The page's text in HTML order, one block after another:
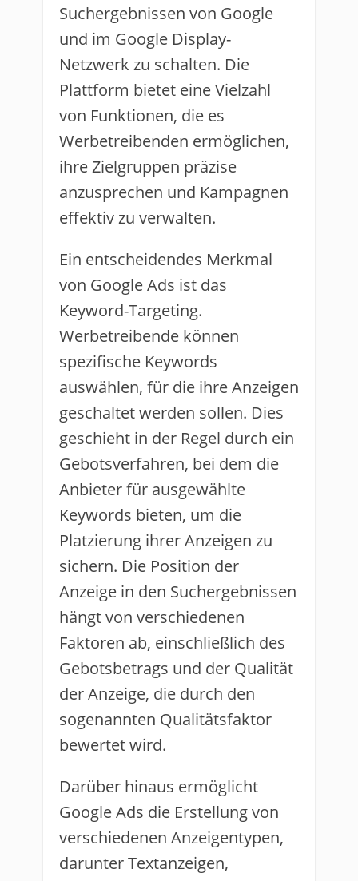
Suchergebnissen von Google
und im Google Display-
Netzwerk zu schalten. Die
Plattform bietet eine Vielzahl
von Funktionen, die es
Werbetreibenden ermöglichen,
ihre Zielgruppen präzise
anzusprechen und Kampagnen
effektiv zu verwalten.
Ein entscheidendes Merkmal
von Google Ads ist das
Keyword-Targeting.
Werbetreibende können
spezifische Keywords
auswählen, für die ihre Anzeigen
geschaltet werden sollen. Dies
geschieht in der Regel durch ein
Gebotsverfahren, bei dem die
Anbieter für ausgewählte
Keywords bieten, um die
Platzierung ihrer Anzeigen zu
sichern. Die Position der
Anzeige in den Suchergebnissen
hängt von verschiedenen
Faktoren ab, einschließlich des
Gebotsbetrags und der Qualität
der Anzeige, die durch den
sogenannten Qualitätsfaktor
bewertet wird.
Darüber hinaus ermöglicht
Google Ads die Erstellung von
verschiedenen Anzeigentypen,
darunter Textanzeigen,